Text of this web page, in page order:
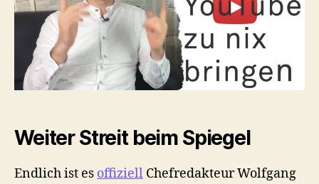
bringen
Weiter Streit beim Spiegel
Endlich ist es offiziell Chefredakteur Wolfgang